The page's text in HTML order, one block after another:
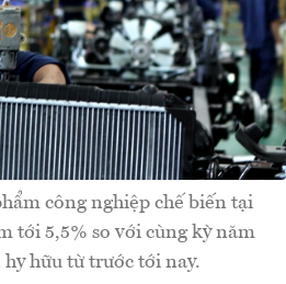
công nghiệp chế biến tại
tới 5,5% so với cùng kỳ năm
hy hữu từ trước tới nay.